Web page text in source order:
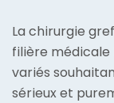
La chirurgie
filière
variés
sérieux et